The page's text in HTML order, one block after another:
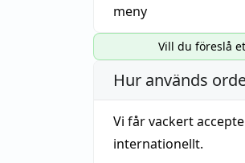
meny
Vill du föreslå
Hur används
Vi får vackert
internationellt.